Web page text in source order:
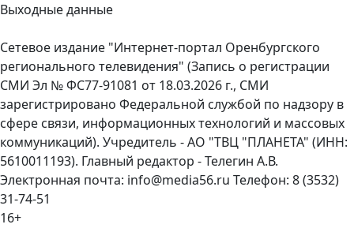
Выходные данные
Сетевое издание "Интернет-портал Оренбургского
регионального телевидения" (Запись о регистрации
СМИ Эл № ФС77-91081 от 18.03.2026 г., СМИ
зарегистрировано Федеральной службой по надзору в
сфере связи, информационных технологий и массовых
коммуникаций). Учредитель - АО "ТВЦ "ПЛАНЕТА" (ИНН:
5610011193). Главный редактор - Телегин А.В.
Электронная почта: info@media56.ru Телефон: 8 (3532)
31-74-51
16+